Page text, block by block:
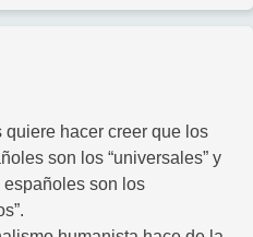
quiere hacer creer que los
son los “universales” y
españoles son los